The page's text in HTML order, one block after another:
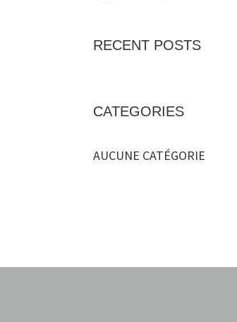
RECENT POSTS
CATEGORIES
AUCUNE CATÉGORIE